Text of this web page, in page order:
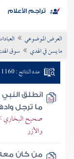
موضوعي
تراجم الأعلام
العرض الموضوعي
ما يسن في الهدي
سوق
عدد النتائج : 1160
انطلق
ما ترجل
صحيح البخاري
والأزر
من كان معه